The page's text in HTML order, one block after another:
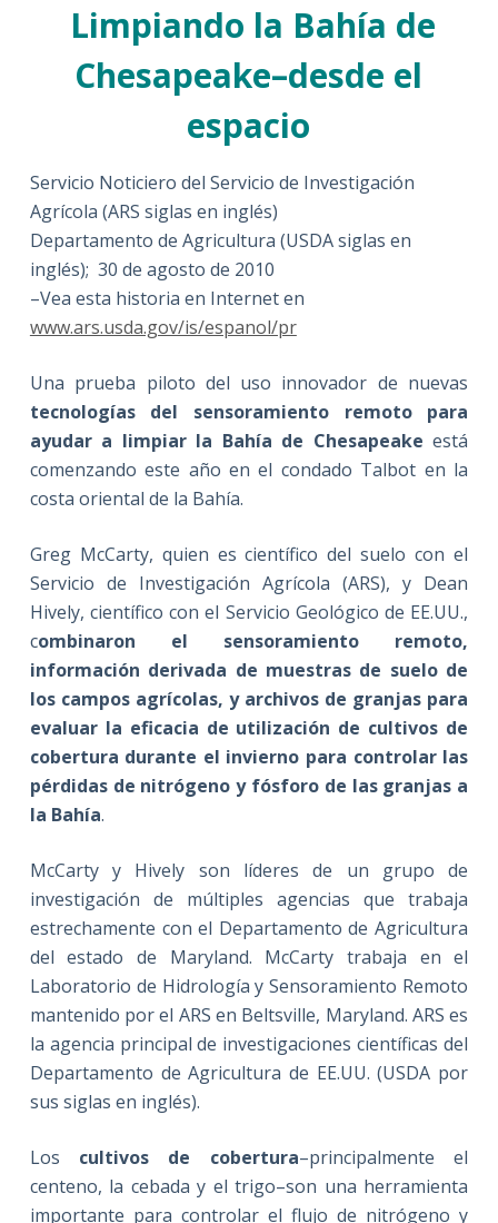
Limpiando la Bahía de
Chesapeake–desde el
espacio
Servicio Noticiero del Servicio de Investigación
Agrícola (ARS siglas en inglés)
Departamento de Agricultura (USDA siglas en
inglés); 30 de agosto de 2010
–Vea esta historia en Internet en
www.ars.usda.gov/is/espanol/pr
Una prueba piloto del uso innovador de nuevas
tecnologías del sensoramiento remoto para
ayudar a limpiar la Bahía de Chesapeake está
comenzando este año en el condado Talbot en la
costa oriental de la Bahía.
Greg McCarty, quien es científico del suelo con el
Servicio de Investigación Agrícola (ARS), y Dean
Hively, científico con el Servicio Geológico de EE.UU.,
combinaron el sensoramiento remoto,
información derivada de muestras de suelo de
los campos agrícolas, y archivos de granjas para
evaluar la eficacia de utilización de cultivos de
cobertura durante el invierno para controlar las
pérdidas de nitrógeno y fósforo de las granjas a
la Bahía.
McCarty y Hively son líderes de un grupo de
investigación de múltiples agencias que trabaja
estrechamente con el Departamento de Agricultura
del estado de Maryland. McCarty trabaja en el
Laboratorio de Hidrología y Sensoramiento Remoto
mantenido por el ARS en Beltsville, Maryland. ARS es
la agencia principal de investigaciones científicas del
Departamento de Agricultura de EE.UU. (USDA por
sus siglas en inglés).
Los cultivos de cobertura–principalmente el
centeno, la cebada y el trigo–son una herramienta
importante para controlar el flujo de nitrógeno y